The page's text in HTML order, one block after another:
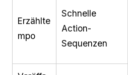
Erzählte
mpo
Schnelle
Action-
Sequenzen